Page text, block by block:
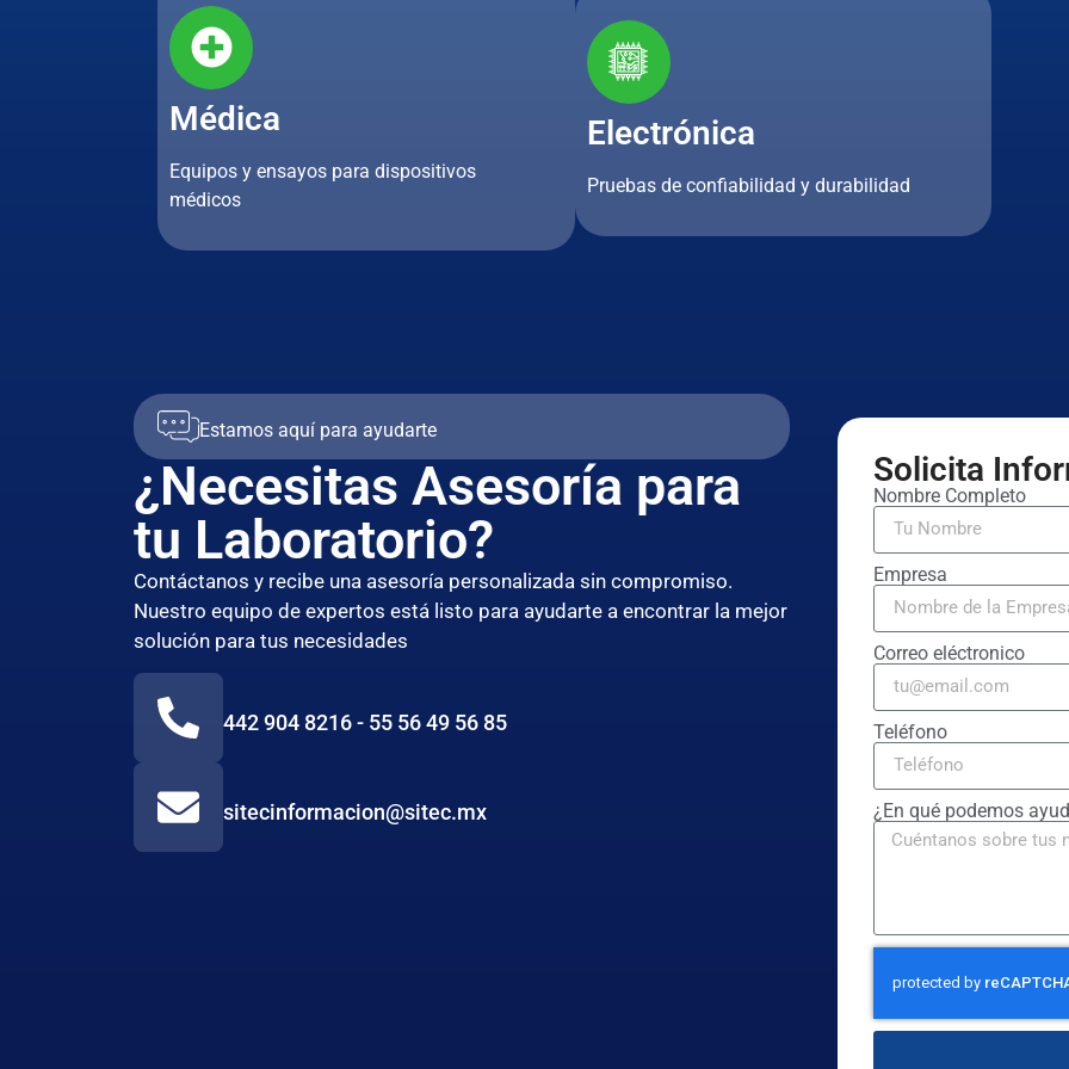
Médica
Equipos y ensayos para dispositivos
médicos
Electrónica
Pruebas de confiabilidad y durabilidad
Estamos aquí para ayudarte
¿Necesitas Asesoría para
tu Laboratorio?
Contáctanos y recibe una asesoría personalizada sin compromiso.
Nuestro equipo de expertos está listo para ayudarte a encontrar la mejor
solución para tus necesidades
442 904 8216 - 55 56 49 56 85
sitecinformacion@sitec.mx
Solicita
Nombre Completo
Empresa
Correo eléctronico
Teléfono
¿En qué podemos